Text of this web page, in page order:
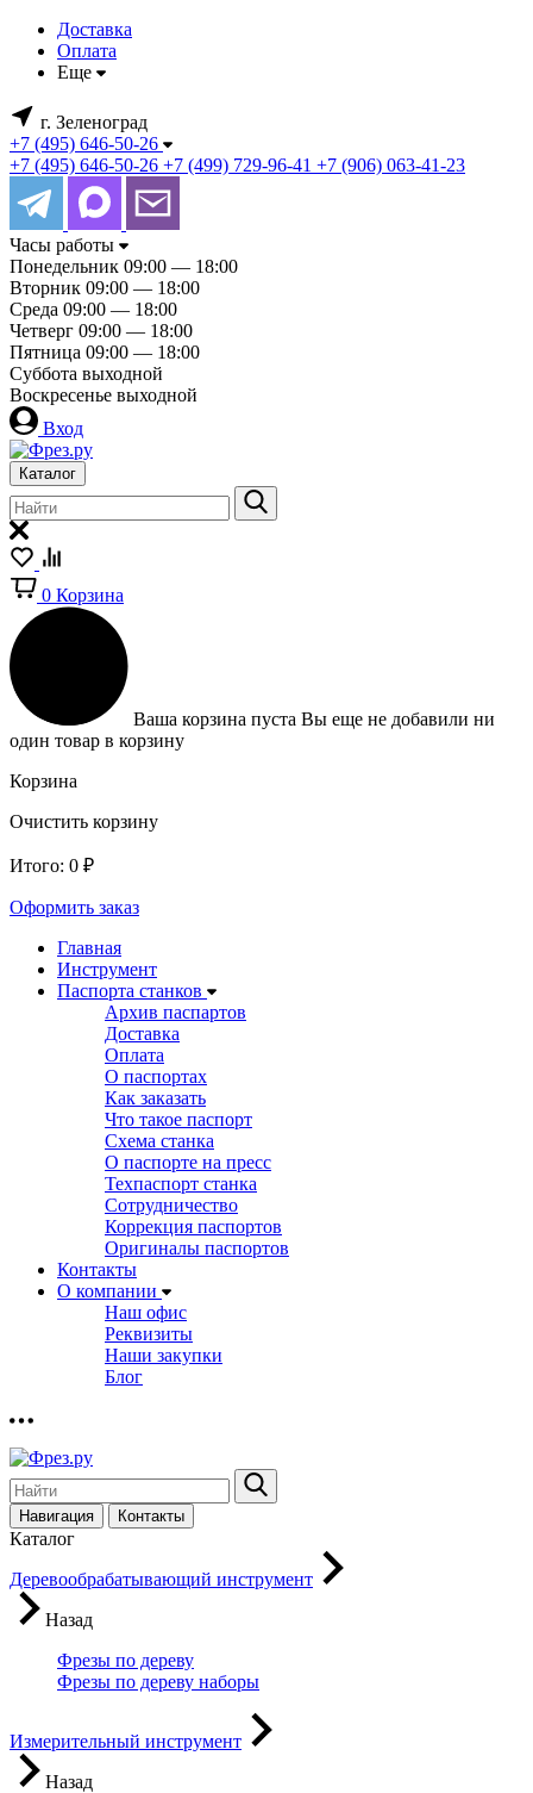
Доставка
Оплата
Еще
г. Зеленоград
+7 (495) 646-50-26
+7 (495) 646-50-26 +7 (499) 729-96-41 +7 (906) 063-41-23
Часы работы
Понедельник 09:00 — 18:00
Вторник 09:00 — 18:00
Среда 09:00 — 18:00
Четверг 09:00 — 18:00
Пятница 09:00 — 18:00
Суббота выходной
Воскресенье выходной
Вход
Каталог
0 Корзина
Ваша корзина пуста Вы еще не добавили ни
один товар в корзину
Корзина
Очистить корзину
Итого: 0 ₽
Оформить заказ
Главная
Инструмент
Паспорта станков
Архив паспартов
Доставка
Оплата
О паспортах
Как заказать
Что такое паспорт
Схема станка
О паспорте на пресс
Техпаспорт станка
Сотрудничество
Коррекция паспортов
Оригиналы паспортов
Контакты
О компании
Наш офис
Реквизиты
Наши закупки
Блог
Навигация Контакты
Каталог
Деревообрабатывающий инструмент
Назад
Фрезы по дереву
Фрезы по дереву наборы
Измерительный инструмент
Назад